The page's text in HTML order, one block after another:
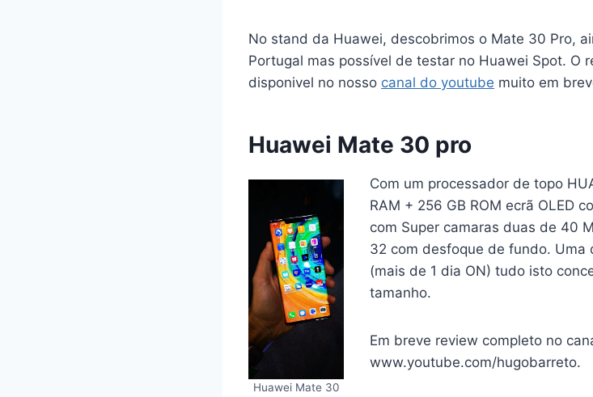
No stand da Huawei, descobrimos o Mate 30 Pro,
Portugal mas possível de testar no Huawei Spot. O
disponivel no nosso canal do youtube muito em
Huawei Mate 30 pro
Huawei Mate 30
Com um processador de topo
RAM + 256 GB ROM ecrã OLED
com Super camaras duas de 40
32 com desfoque de fundo.
(mais de 1 dia ON) tudo isto
tamanho.
Em breve review completo no
www.youtube.com/hugobarreto.